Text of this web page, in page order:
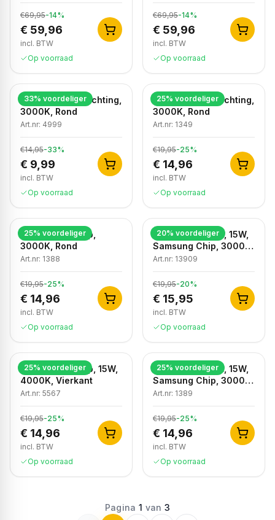
€69,95-14%
€ 59,96
incl. BTW
Op voorraad
€69,95-14%
€ 59,96
incl. BTW
Op voorraad
33% voordeliger
LED Plafondverlichting,
3000K, Rond
Art.nr: 4999
€14,95-33%
€ 9,99
incl. BTW
Op voorraad
25% voordeliger
LED Plafondverlichting,
3000K, Rond
Art.nr: 1349
€19,95-25%
€ 14,96
incl. BTW
Op voorraad
25% voordeliger
LED Plafondlamp,
3000K, Rond
Art.nr: 1388
€19,95-25%
€ 14,96
incl. BTW
Op voorraad
20% voordeliger
LED Plafondlicht, 15W,
Samsung Chip, 3000K,
Vierkant
Art.nr: 13909
€19,95-20%
€ 15,95
incl. BTW
Op voorraad
25% voordeliger
LED Plafondlamp, 15W,
4000K, Vierkant
Art.nr: 5567
€19,95-25%
€ 14,96
incl. BTW
Op voorraad
25% voordeliger
LED Plafondlicht, 15W,
Samsung Chip, 3000K,
Rond
Art.nr: 1389
€19,95-25%
€ 14,96
incl. BTW
Op voorraad
Pagina 1 van 3